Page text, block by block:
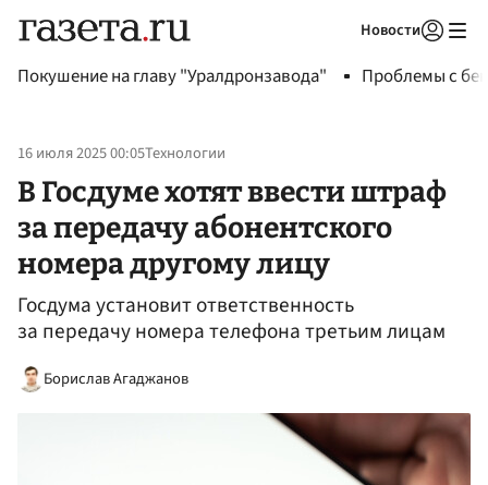
Новости
Покушение на главу "Уралдронзавода" Проблемы с
16 июля 2025 00:05Технологии
В Госдуме хотят ввести штраф
за передачу абонентского
номера другому лицу
Госдума установит ответственность
за передачу номера телефона третьим лицам
Борислав Агаджанов